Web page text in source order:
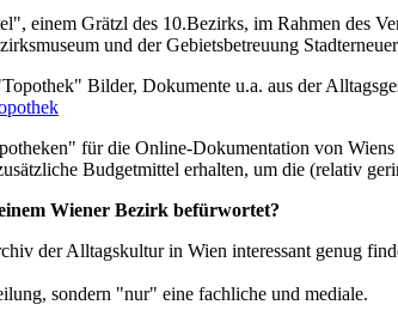
einem Grätzl des 10.Bezirks, im Rahmen des
und der Gebietsbetreuung
Bilder, Dokumente u.a. aus der
für die Online-Dokumentation von
Budgetmittel erhalten, um die (relativ
Wiener Bezirk befürwortet?
der Alltagskultur in Wien interessant genug
sondern "nur" eine fachliche und mediale.